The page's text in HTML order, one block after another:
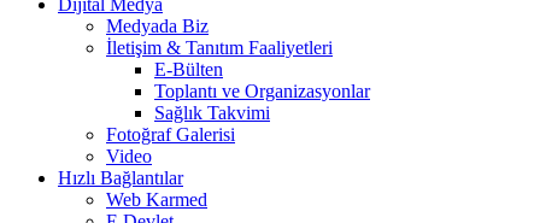
Medyada Biz
İletişim & Tanıtım Faaliyetleri
E-Bülten
Toplantı ve Organizasyonlar
Sağlık Takvimi
Fotoğraf Galerisi
Video
Hızlı Bağlantılar
Web Karmed